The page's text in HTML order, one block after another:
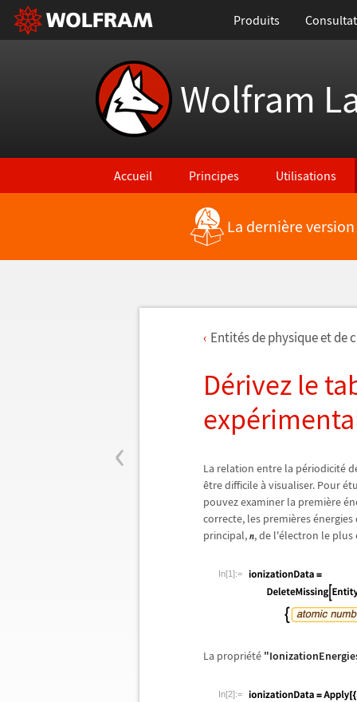
Produits
Wolfram
Accueil Principes Utilisations
La dernière
‹
Entités de physique et de
Dérivez le
expé
La relation entre la périodicité
être difficileà visualiser. Pouré
pouvez examiner la premièreé
correcte, les premièresé
principal, , de l'électron le plus
In[1]:=
La propriété
In[2]:=